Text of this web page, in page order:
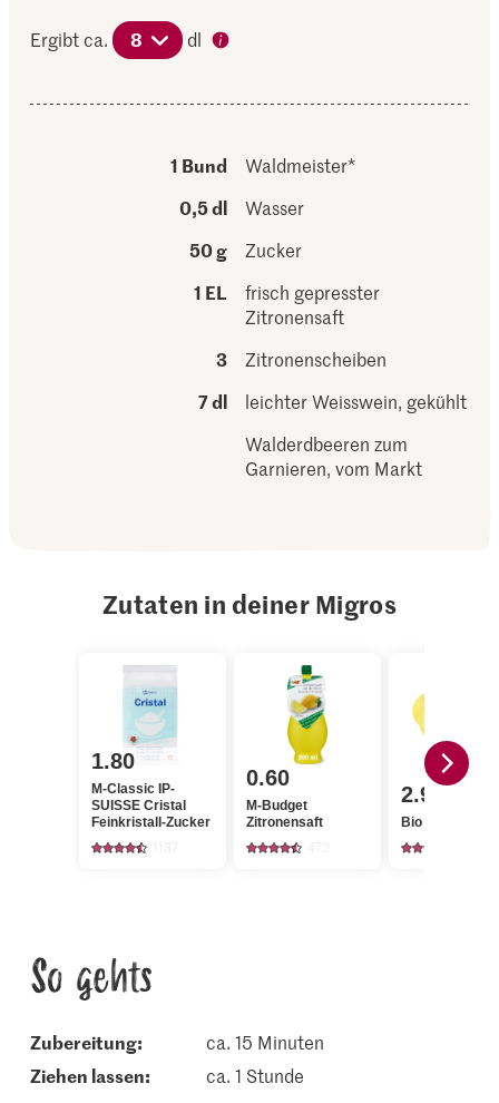
Ergibt ca. 8 dl
1 Bund
Waldmeister*
0,5 dl
Wasser
50 g
Zucker
1 EL
frisch gepresster
Zitronensaft
3
Zitronenscheiben
7 dl
leichter Weisswein, gekühlt
Walderdbeeren zum
Garnieren, vom Markt
Zutaten in deiner Migros
1.80
M-Classic IP-
SUISSE Cristal
Feinkristall-Zucker
0.60
M-Budget
Zitronensaft
2.95
Bio Zitronen
So gehts
Zubereitung:
ca. 15 Minuten
ziehen lassen:
ca. 1 Stunde